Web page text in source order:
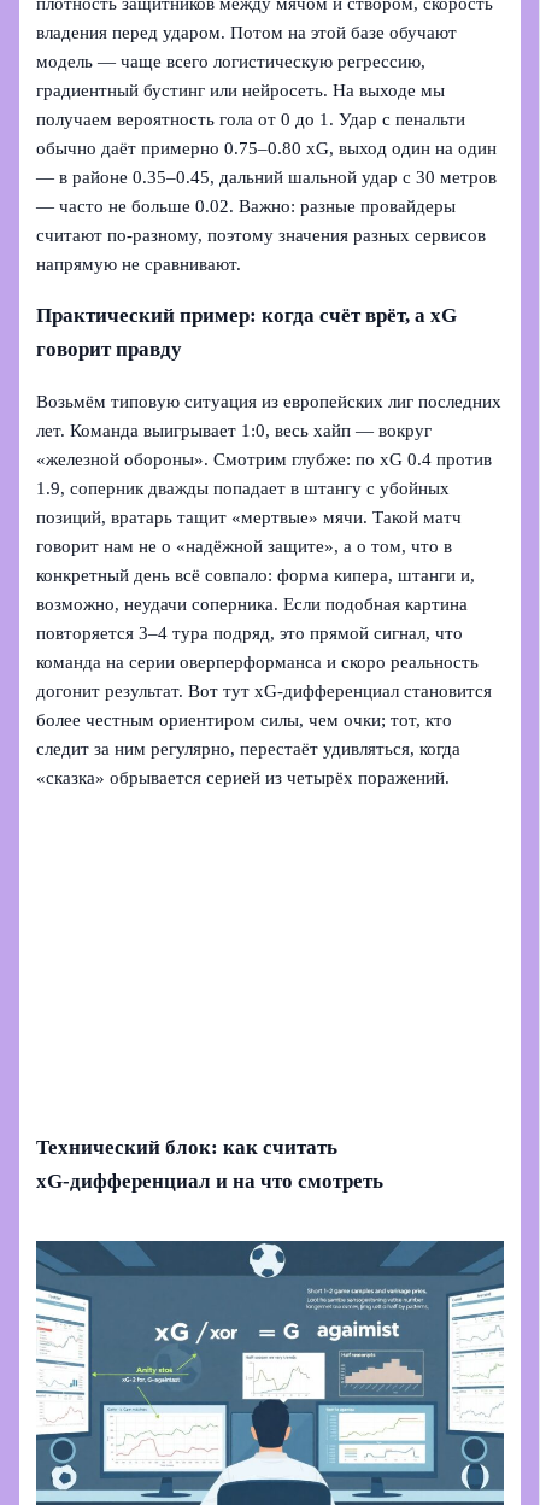
владения перед ударом. Потом на этой базе обучают
модель — чаще всего логистическую регрессию,
градиентный бустинг или нейросеть. На выходе мы
получаем вероятность гола от 0 до 1. Удар с пенальти
обычно даёт примерно 0.75–0.80 xG, выход один на один
— в районе 0.35–0.45, дальний шальной удар с 30 метров
— часто не больше 0.02. Важно: разные провайдеры
считают по‑разному, поэтому значения разных сервисов
напрямую не сравнивают.
Практический пример: когда счёт врёт, а xG
говорит правду
Возьмём типовую ситуация из европейских лиг последних
лет. Команда выигрывает 1:0, весь хайп — вокруг
«железной обороны». Смотрим глубже: по xG 0.4 против
1.9, соперник дважды попадает в штангу с убойных
позиций, вратарь тащит «мертвые» мячи. Такой матч
говорит нам не о «надёжной защите», а о том, что в
конкретный день всё совпало: форма кипера, штанги и,
возможно, неудачи соперника. Если подобная картина
повторяется 3–4 тура подряд, это прямой сигнал, что
команда на серии оверперформанса и скоро реальность
догонит результат. Вот тут xG‑дифференциал становится
более честным ориентиром силы, чем очки; тот, кто
следит за ним регулярно, перестаёт удивляться, когда
«сказка» обрывается серией из четырёх поражений.
Технический блок: как считать
xG‑дифференциал и на что смотреть